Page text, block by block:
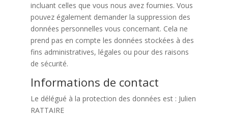
incluant celles que vous nous avez fournies. Vous
pouvez également demander la suppression des
données personnelles vous concernant. Cela ne
prend pas en compte les données stockées à des
fins administratives, légales ou pour des raisons
de sécurité.
Informations de contact
Le délégué à la protection des données est : Julien
RATTAIRE